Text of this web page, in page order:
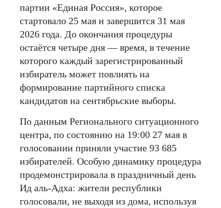
партии «Единая Россия», которое
стартовало 25 мая и завершится 31 мая
2026 года. До окончания процедуры
остаётся четыре дня — время, в течение
которого каждый зарегистрированный
избиратель может повлиять на
формирование партийного списка
кандидатов на сентябрьские выборы.
По данным Регионального ситуационного
центра, по состоянию на 19:00 27 мая в
голосовании приняли участие 93 685
избирателей. Особую динамику процедура
продемонстрировала в праздничный день
Ид аль-Адха: жители республики
голосовали, не выходя из дома, используя